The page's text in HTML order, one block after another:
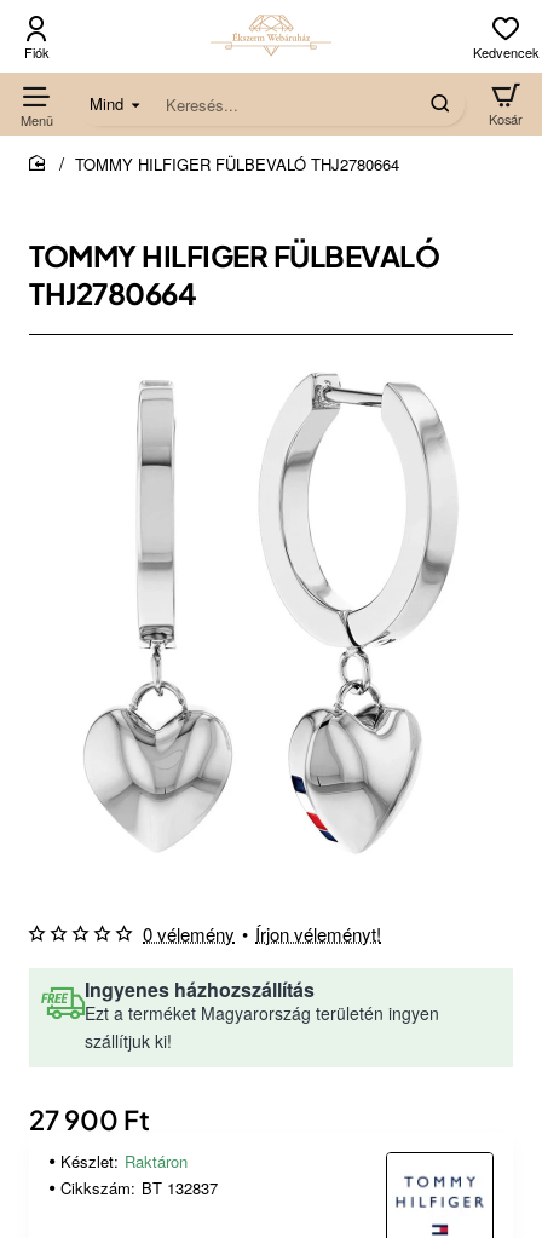
Mind
Keresés...
TOMMY HILFIGER FÜLBEVALÓ THJ2780664
TOMMY HILFIGER FÜLBEVALÓ
THJ2780664
Ingyenes házhozszállítás
Ezt a terméket Magyarország területén ingyen
szállítjuk ki!
0 vélemény • Írjon véleményt!
27 900 Ft
Készlet: Raktáron
Cikkszám: BT 132837